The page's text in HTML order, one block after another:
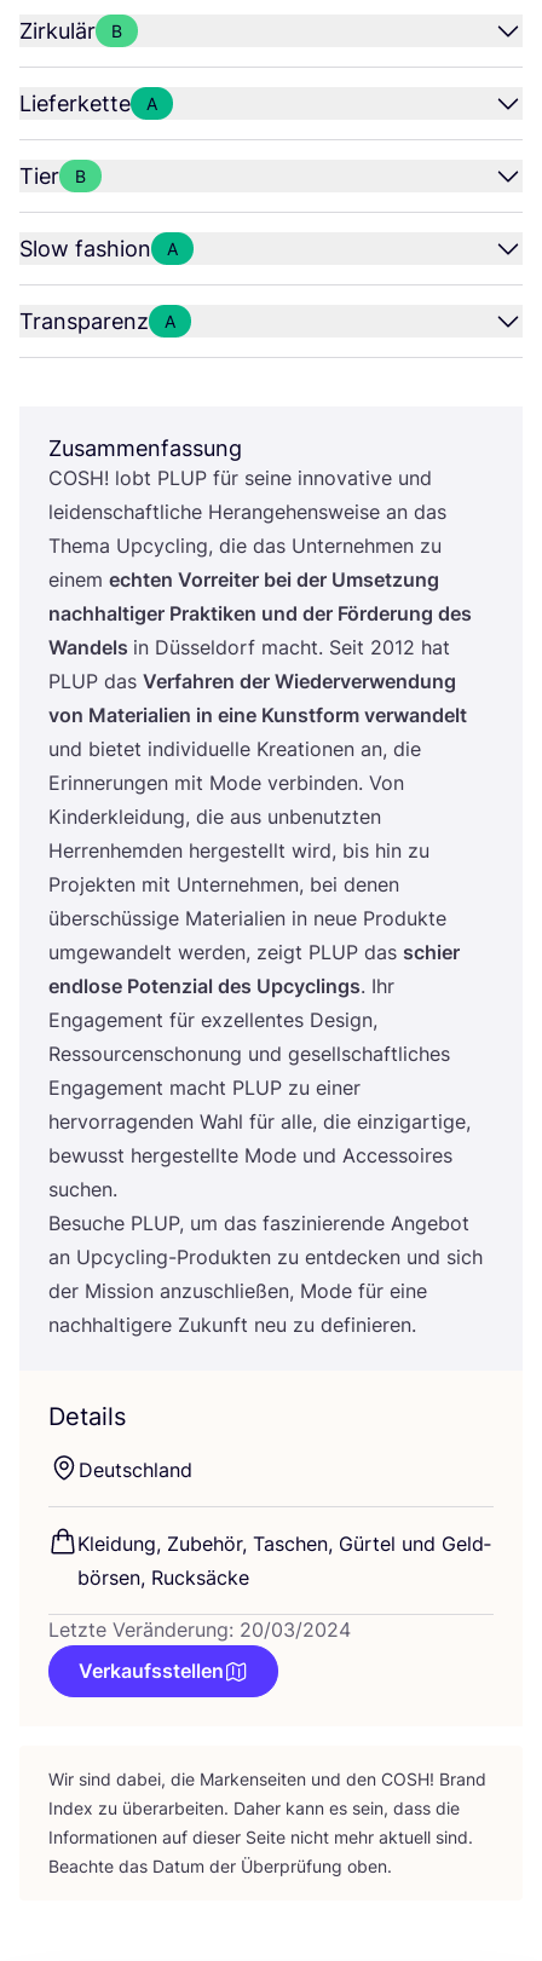
Zirkulär B
Lieferkette A
Tier B
Slow fashion A
Transparenz A
Zusammenfassung
COSH! lobt PLUP für sei­ne inno­va­ti­ve und
lei­den­schaft­li­che Her­an­ge­hens­wei­se an das
The­ma Upcy­cling, die das Unter­neh­men zu
einem ech­ten Vor­rei­ter bei der Umset­zung
nach­hal­ti­ger Prak­ti­ken und der För­de­rung des
Wan­dels in Düs­sel­dorf macht. Seit 2012 hat
PLUP das Ver­fah­ren der Wie­der­ver­wen­dung
von Mate­ria­li­en in eine Kunst­form ver­wan­delt
und bie­tet indi­vi­du­el­le Krea­tio­nen an, die
Erin­ne­run­gen mit Mode ver­bin­den. Von
Kin­der­klei­dung, die aus unbe­nutz­ten
Her­ren­hem­den her­ge­stellt wird, bis hin zu
Pro­jek­ten mit Unter­neh­men, bei denen
über­schüs­si­ge Mate­ria­li­en in neue Pro­duk­te
umge­wan­delt wer­den, zeigt PLUP das schier
end­lo­se Poten­zi­al des Upcy­clings. Ihr
Enga­ge­ment für exzel­len­tes Design,
Res­sour­cen­scho­nung und gesell­schaft­li­ches
Enga­ge­ment macht PLUP zu einer
her­vor­ra­gen­den Wahl für alle, die ein­zig­ar­ti­ge,
bewusst her­ge­stell­te Mode und Acces­soires
suchen.
Besu­che PLUP, um das fas­zi­nie­ren­de Ange­bot
an Upcy­cling-Pro­duk­ten zu ent­de­cken und sich
der Mis­si­on anzu­schlie­ßen, Mode für eine
nach­hal­ti­ge­re Zukunft neu zu definieren.
Details
Deutsch­land
Klei­dung, Zube­hör, Taschen, Gür­tel und Geld­
bör­sen, Rucksäcke
Letzte Veränderung: 20/03/2024
Verkaufsstellen
Wir sind dabei, die Mar­ken­sei­ten und den COSH! Brand
Index zu über­ar­bei­ten. Daher kann es sein, dass die
Infor­ma­tio­nen auf die­ser Sei­te nicht mehr aktu­ell sind.
Beach­te das Datum der Über­prü­fung oben.